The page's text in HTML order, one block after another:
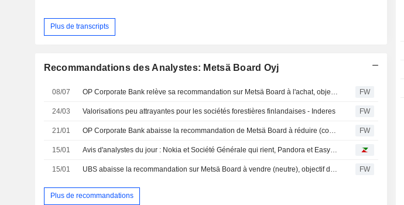
Plus de transcripts
Recommandations des Analystes: Metsä Board Oyj
08/07 FW
24/03 Valorisations peu attrayantes pour les sociétés forestières finlandaises - Inderes FW
21/01 FW
15/01
15/01 FW
Plus de recommandations